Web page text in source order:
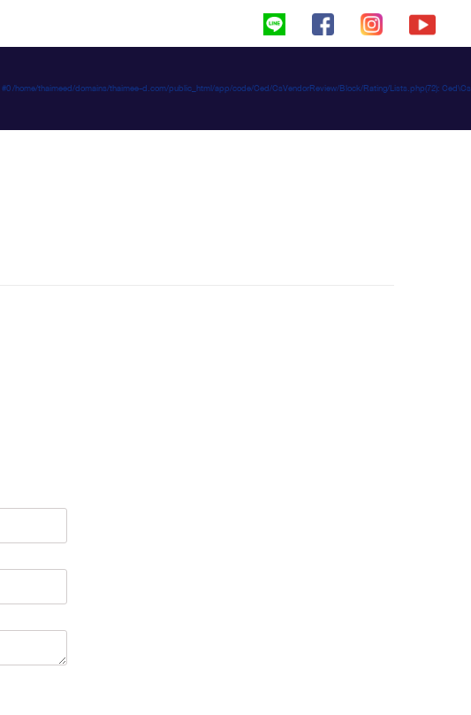
thaimeed/domains/thaimee-d.com/public_html/app/code/Ced/CsVendorReview/Block/Rating/Lists.php(72):